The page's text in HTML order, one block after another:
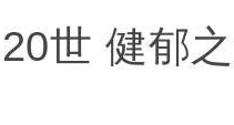
世 健郁